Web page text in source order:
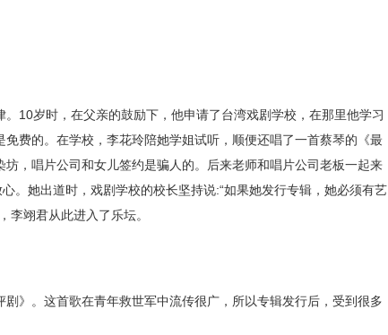
10岁时，在父亲的鼓励下，他申请了台湾戏剧学校，在那里他学习
费的。在学校，李花玲陪她学姐试听，顺便还唱了一首蔡琴的《最
，唱片公司和女儿签约是骗人的。后来老师和唱片公司老板一起来
。她出道时，戏剧学校的校长坚持说:“如果她发行专辑，她必须有艺
李翊君从此进入了乐坛。
》。这首歌在青年救世军中流传很广，所以专辑发行后，受到很多